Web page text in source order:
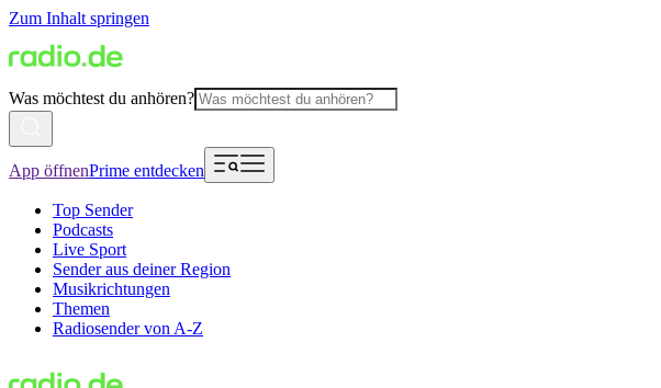
Zum Inhalt springen
Was möchtest du anhören?
App öffnenPrime entdecken
Top Sender
Podcasts
Live Sport
Sender aus deiner Region
Musikrichtungen
Themen
Radiosender von A-Z